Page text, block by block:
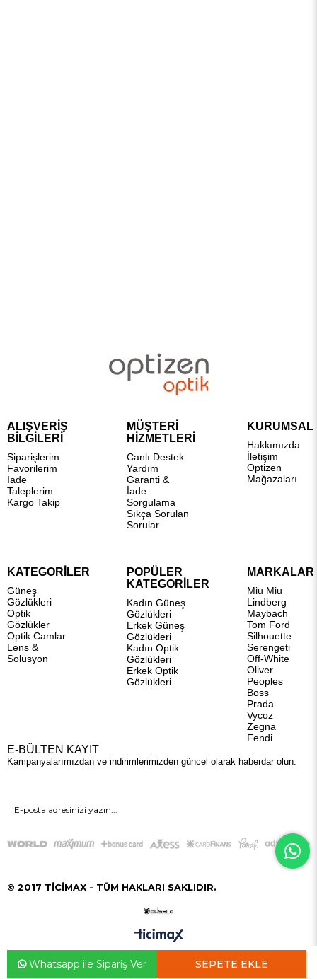
ALIŞVERİŞ
BİLGİLERİ
Siparişlerim
Favorilerim
İade
Taleplerim
Kargo Takip
MÜŞTERİ
HİZMETLERİ
Canlı Destek
Yardım
Garanti &
İade
Sorgulama
Sıkça Sorulan
Sorular
KURUMSAL
Hakkımızda
İletişim
Optizen
Mağazaları
KATEGORİLER
Güneş
Gözlükleri
Optik
Gözlükler
Optik Camlar
Lens &
Solüsyon
POPÜLER
KATEGORİLER
Kadın Güneş
Gözlükleri
Erkek Güneş
Gözlükleri
Kadın Optik
Gözlükleri
Erkek Optik
Gözlükleri
MARKALAR
Miu Miu
Lindberg
Maybach
Tom Ford
Silhouette
Serengeti
Off-White
Oliver
Peoples
Boss
Prada
Vycoz
Zegna
Fendi
E-BÜLTEN KAYIT
Kampanyalarımızdan ve indirimlerimizden güncel olarak haberdar olun.
GÖNDER
© 2017 TİCİMAX - TÜM HAKLARI SAKLIDIR.
Favorilerim
Whatsapp ile Sipariş Ver